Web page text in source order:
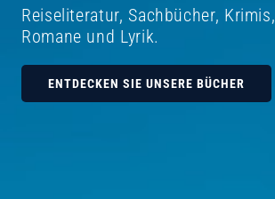
Reiseliteratur, Sachbücher, Krimis,
Romane und Lyrik.
ENTDECKEN SIE UNSERE BÜCHER